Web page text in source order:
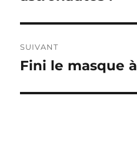
SUIVANT
Publication
Fini le masque